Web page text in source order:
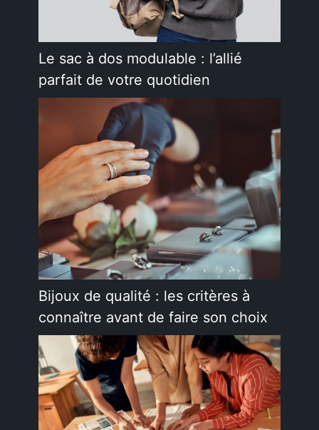
Le sac à dos modulable : l’allié
parfait de votre quotidien
Bijoux de qualité : les critères à
connaître avant de faire son choix